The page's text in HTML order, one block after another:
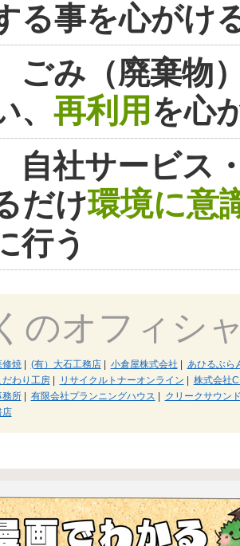
る事を心がけ
ごみ（廃棄物
、 再利用を心
自社サービス
だけ環境に意
行う
のオフィシ
修焼| (有）大石工務店| 小倉屋株式会社
あひるぶら
わり工房| リサイクルトナーオンライン
株式会社
務所| 有限会社プランニングハウス
クリークサウン
店